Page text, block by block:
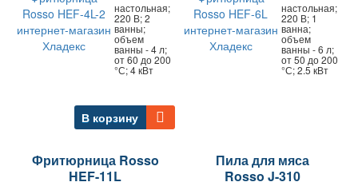
настольная;
220 В; 2
ванны;
объем
ванны - 4 л;
от 60 до 200
°С; 4 кВт
В корзину
настольная;
220 В; 1
ванна;
объем
ванны - 6 л;
от 50 до 200
°С; 2.5 кВт
Фритюрница Rosso
HEF-11L
Пила для мяса
Rosso J-310